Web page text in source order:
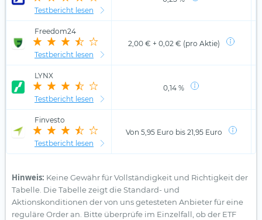
Testbericht lesen
Freedom24
Testbericht lesen
2,00 € + 0,02 € (pro Aktie)
LYNX
Testbericht lesen
0,14 %
Finvesto
Testbericht lesen
Von 5,95 Euro bis 21,95 Euro
Hinweis: Keine Gewähr für Vollständigkeit und Richtigkeit der
Tabelle. Die Tabelle zeigt die Standard- und
Aktionskonditionen der von uns getesteten Anbieter für eine
reguläre Order an. Bitte überprüfe im Einzelfall, ob der ETF